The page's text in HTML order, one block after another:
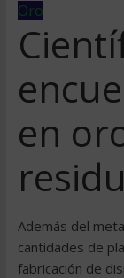
Oro
en
Además del
cantidades de
fabricación de